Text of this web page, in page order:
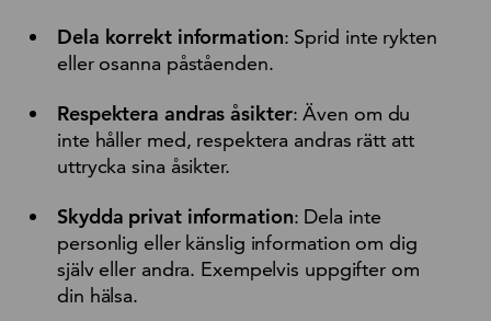
Dela korrekt information: Sprid inte rykten
eller osanna påståenden.
Respektera andras åsikter: Även om du
inte håller med, respektera andras rätt att
uttrycka sina åsikter.
Skydda privat information: Dela inte
personlig eller känslig information om dig
själv eller andra. Exempelvis uppgifter om
din hälsa.